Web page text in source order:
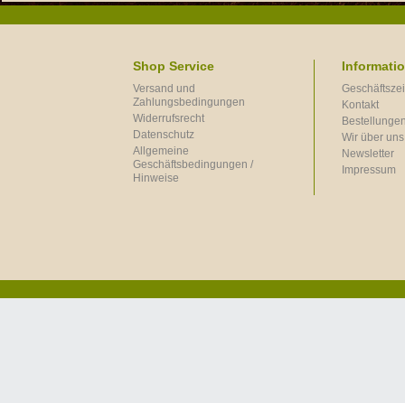
Shop Service
Versand und
Zahlungsbedingungen
Widerrufsrecht
Datenschutz
Allgemeine
Geschäftsbedingungen /
Hinweise
Kontakt
Wir über uns
Newsletter
Impressum